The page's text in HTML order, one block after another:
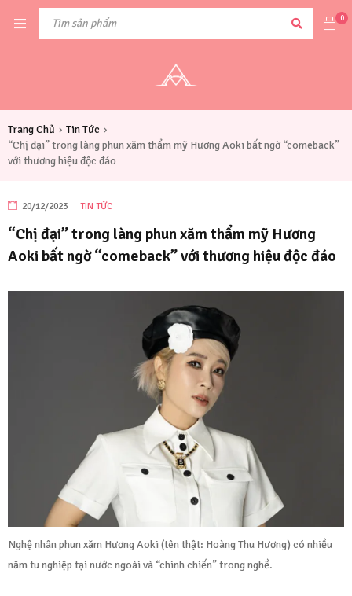
0
Trang Chủ › Tin Tức ›
“Chị đại” trong làng phun xăm thẩm mỹ Hương Aoki bất ngờ “comeback”
với thương hiệu độc đáo
20/12/2023 TIN TỨC
“Chị đại” trong làng phun xăm thẩm mỹ Hương
Aoki bất ngờ “comeback” với thương hiệu độc đáo
Nghệ nhân phun xăm Hương Aoki (tên thật: Hoàng Thu Hương) có nhiều
năm tu nghiệp tại nước ngoài và “chinh chiến” trong nghề.